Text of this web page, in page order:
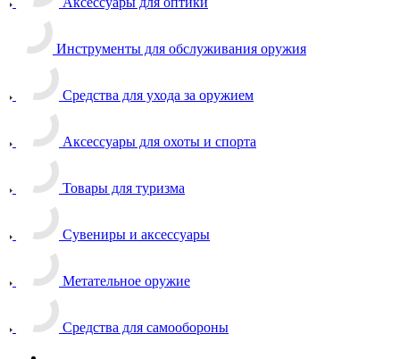
Инструменты для обслуживания оружия
Средства для ухода за оружием
Аксессуары для охоты и спорта
Товары для туризма
Сувениры и аксессуары
Метательное оружие
Средства для самообороны